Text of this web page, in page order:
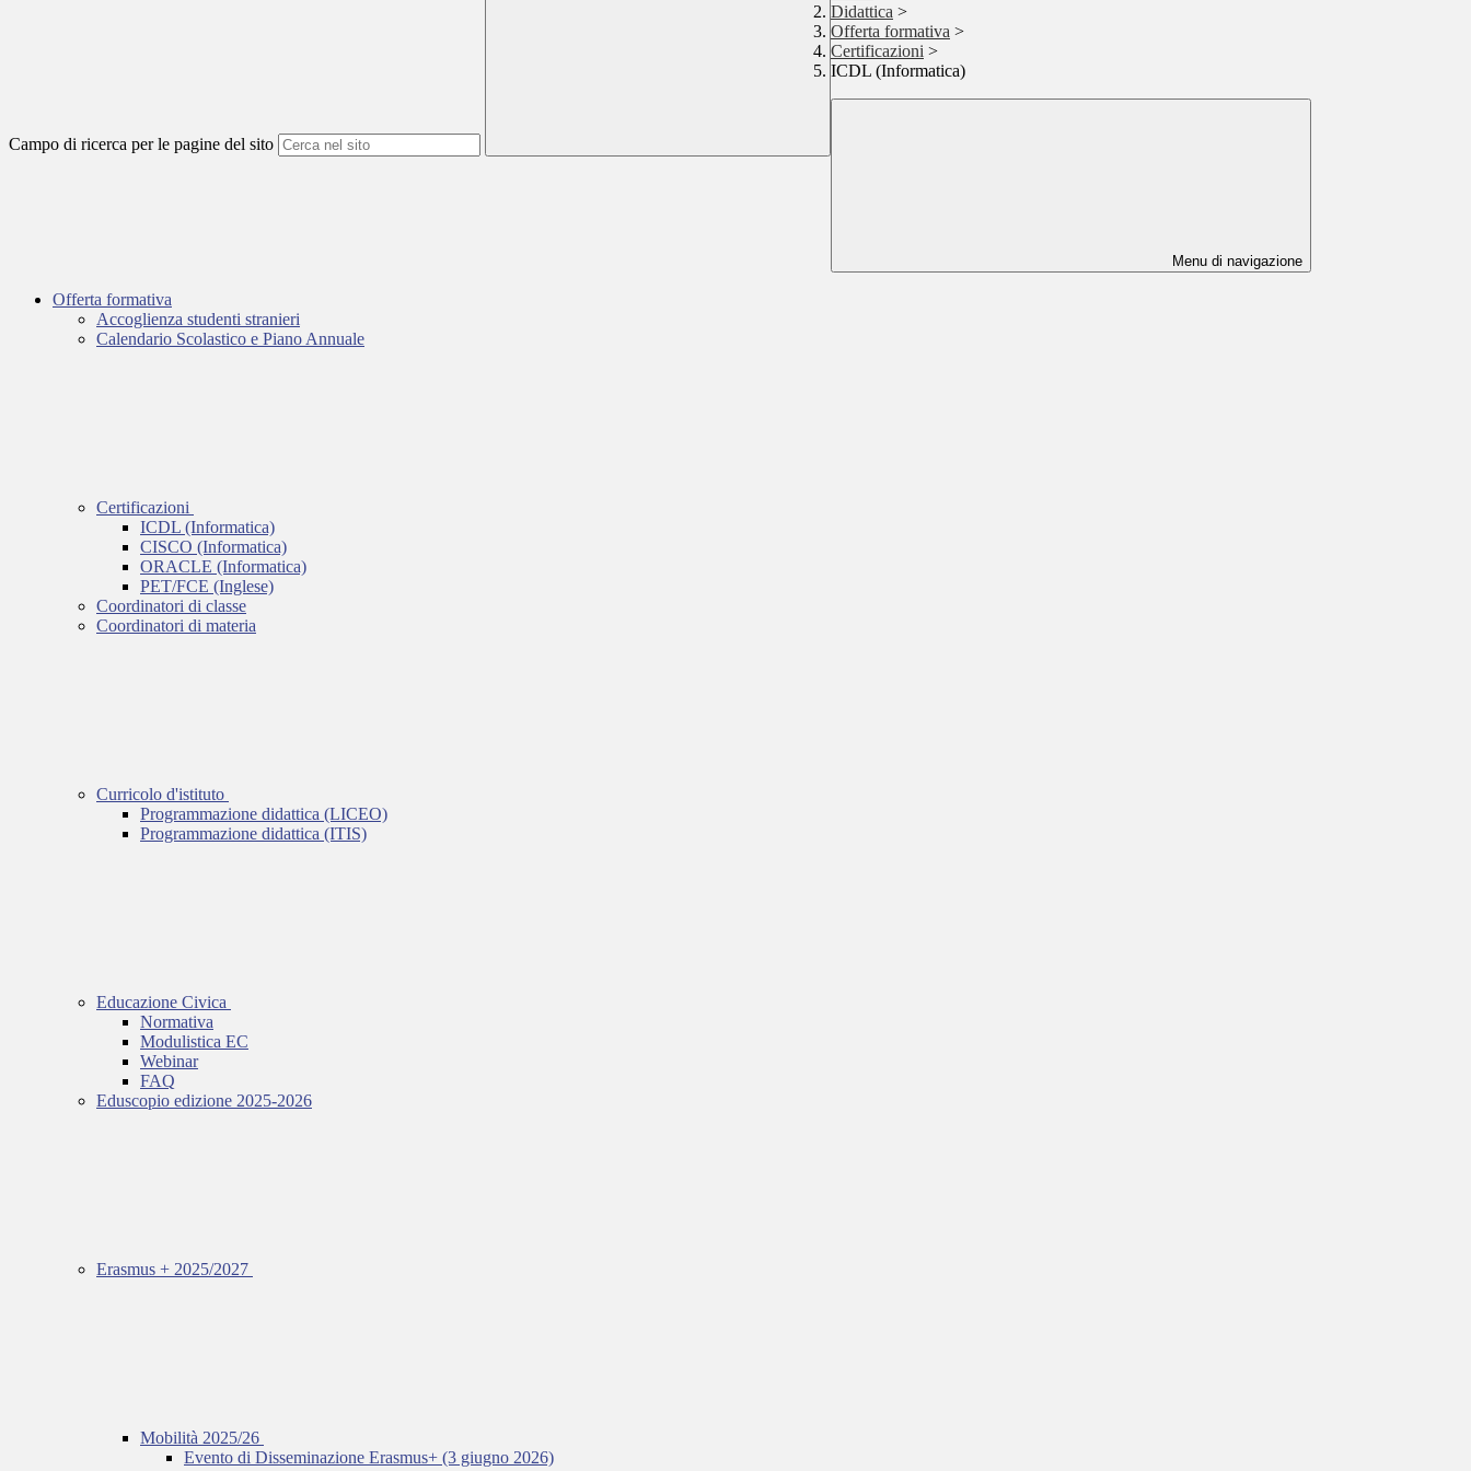
Campo di ricerca per le pagine del sito
Didattica >
Offerta formativa >
Certificazioni >
ICDL (Informatica)
Menu di navigazione
Offerta formativa
Accoglienza studenti stranieri
Calendario Scolastico e Piano Annuale
Certificazioni
ICDL (Informatica)
CISCO (Informatica)
ORACLE (Informatica)
PET/FCE (Inglese)
Coordinatori di classe
Coordinatori di materia
Curricolo d'istituto
Programmazione didattica (LICEO)
Programmazione didattica (ITIS)
Educazione Civica
Normativa
Modulistica EC
Webinar
FAQ
Eduscopio edizione 2025-2026
Erasmus + 2025/2027
Mobilità 2025/26
Evento di Disseminazione Erasmus+ (3 giugno 2026)